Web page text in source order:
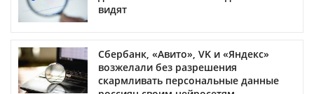
видят
Сбербанк, «Авито», VK и «Яндекс»
возжелали без разрешения
скармливать персональные данные